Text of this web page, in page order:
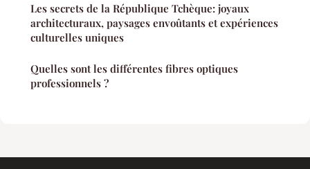
Les secrets de la République Tchèque: joyaux
architecturaux, paysages envoûtants et expériences
culturelles uniques
Quelles sont les différentes fibres optiques
professionnels ?